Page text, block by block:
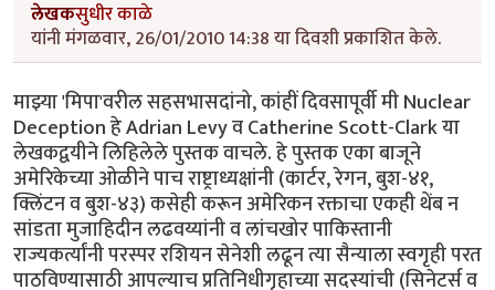
लेखकसुधीर काळे
यांनी मंगळवार, 26/01/2010 14:38 या दिवशी प्रकाशित केले.
माझ्या 'मिपा'वरील सहसभासदांनो, कांहीं दिवसापूर्वी मी Nuclear
Deception हे Adrian Levy व Catherine Scott-Clark या
लेखकद्वयीने लिहिलेले पुस्तक वाचले. हे पुस्तक एका बाजूने
अमेरिकेच्या ओळीने पाच राष्ट्राध्यक्षांनी (कार्टर, रेगन, बुश-४१,
क्लिंटन व बुश-४३) कसेही करून अमेरिकन रक्ताचा एकही थेंब न
सांडता मुजाहिदीन लढवय्यांनी व लांचखोर पाकिस्तानी
राज्यकर्त्यांनी परस्पर रशियन सेनेशी लढून त्या सैन्याला स्वगृही परत
पाठविण्यासाठी आपल्याच प्रतिनिधीगृहाच्या सदस्यांची (सिनेटर्स व